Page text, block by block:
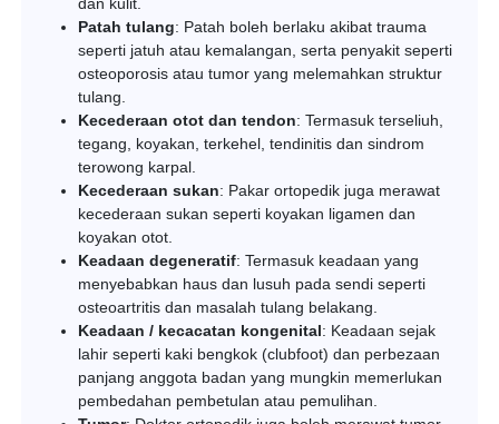
Patah tulang: Patah boleh berlaku akibat trauma
seperti jatuh atau kemalangan, serta penyakit seperti
osteoporosis atau tumor yang melemahkan struktur
tulang.
Kecederaan otot dan tendon: Termasuk terseliuh,
tegang, koyakan, terkehel, tendinitis dan sindrom
terowong karpal.
Kecederaan sukan: Pakar ortopedik juga merawat
kecederaan sukan seperti koyakan ligamen dan
koyakan otot.
Keadaan degeneratif: Termasuk keadaan yang
menyebabkan haus dan lusuh pada sendi seperti
osteoartritis dan masalah tulang belakang.
Keadaan / kecacatan kongenital: Keadaan sejak
lahir seperti kaki bengkok (clubfoot) dan perbezaan
panjang anggota badan yang mungkin memerlukan
pembedahan pembetulan atau pemulihan.